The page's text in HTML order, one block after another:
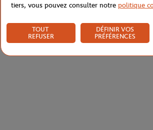
tiers, vous pouvez consulter notre politique
TOUT
REFUSER
DÉFINIR VOS
PRÉFÉRENCES